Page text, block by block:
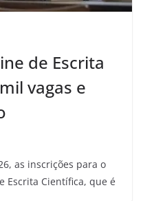
de Escrita
vagas e
as inscrições para o
Escrita Científica, que é